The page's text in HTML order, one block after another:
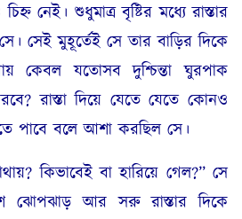
নেই। শুধুমাত্র বৃষ্টির মধ্যে রাস্তার
সেই মুহূর্তেই সে তার বাড়ির দিকে
কেবল যতোসব দুশ্চিন্তা ঘুরপাক
রাস্তা দিয়ে যেতে যেতে কোনও
পাবে বলে আশা করছিল সে।
কিভাবেই বা হারিয়ে গেল?” সে
ঝোপঝাড় আর সরু রাস্তার দিকে